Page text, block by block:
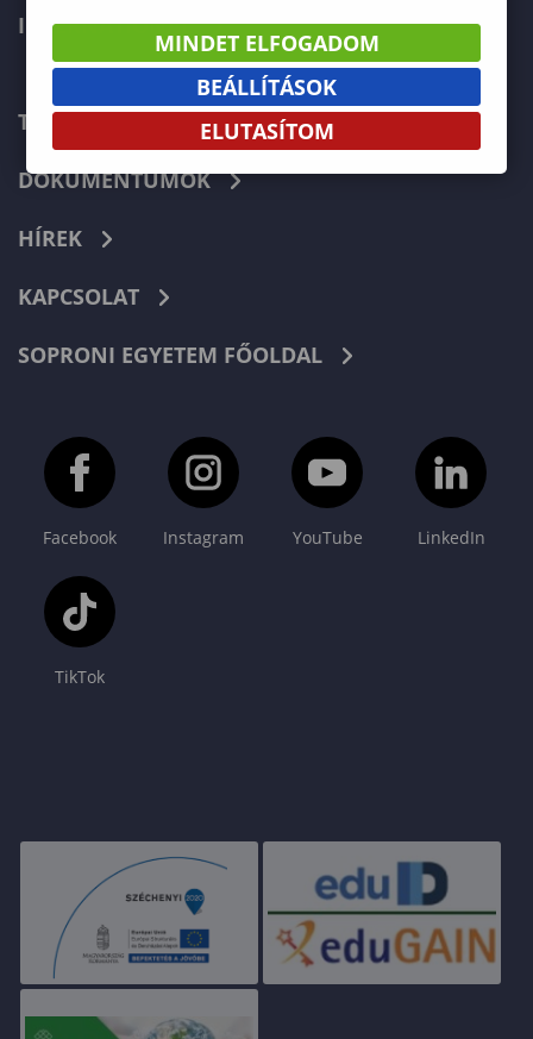
INTERNATIONAL
TELEFONKÖNYV
DOKUMENTUMOK
HÍREK
KAPCSOLAT
SOPRONI EGYETEM FŐOLDAL
Facebook Instagram YouTube LinkedIn
TikTok
MINDET ELFOGADOM
BEÁLLÍTÁSOK
ELUTASÍTOM